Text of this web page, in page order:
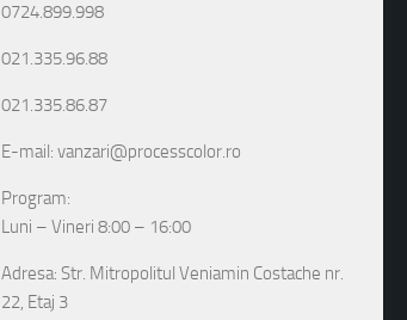
0724.899.998
021.335.96.88
021.335.86.87
E-mail: vanzari@processcolor.ro
Program:
Luni – Vineri 8:00 – 16:00
Adresa: Str. Mitropolitul Veniamin Costache nr.
22, Etaj 3